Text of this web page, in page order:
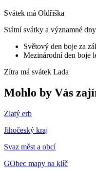
Svátek má Oldřiška
Státní svátky a významné
Světový den boje za
Mezinárodní den boje
Zítra má svátek Lada
Mohlo by Vás
Zlatý erb
Jihočeský kraj
Svaz měst a obcí
GObec mapy na klíč